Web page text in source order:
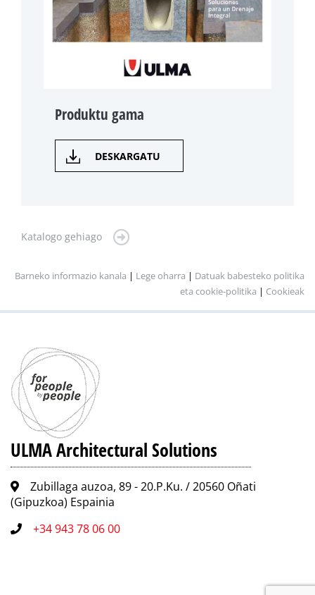
Produktu gama
DESKARGATU
Katalogo gehiago
Barneko informazio kanala | Lege oharra | Datuak babesteko politika
eta cookie-politika | Cookieak
ULMA Architectural Solutions
Zubillaga auzoa, 89 - 20.P.Ku. / 20560 Oñati
(Gipuzkoa) Espainia
+34 943 78 06 00